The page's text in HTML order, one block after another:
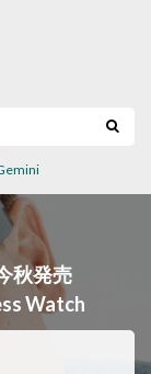
秋発売
Watch